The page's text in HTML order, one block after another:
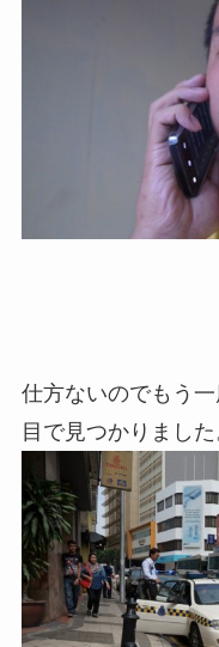
仕方ないのでもう
目で見つかりました